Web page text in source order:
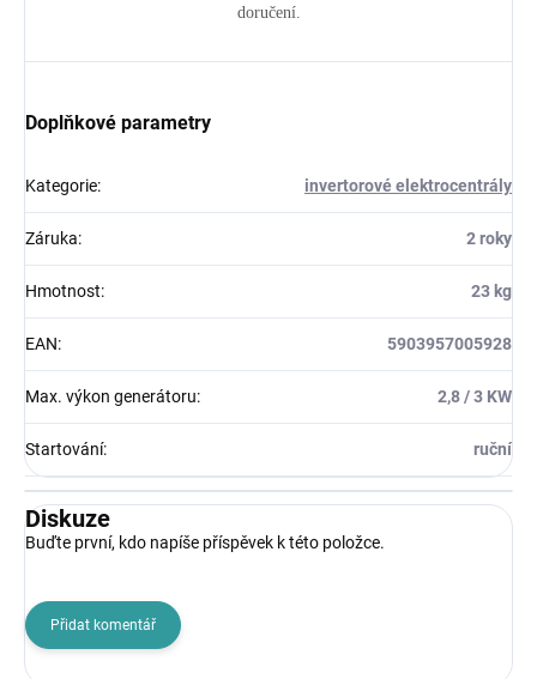
doručení.
Doplňkové parametry
Kategorie: invertorové elektrocentrály
Záruka: 2 roky
Hmotnost: 23 kg
EAN: 5903957005928
Max. výkon generátoru: 2,8 / 3 KW
Startování: ruční
Diskuze
Buďte první, kdo napíše příspěvek k této položce.
Přidat komentář